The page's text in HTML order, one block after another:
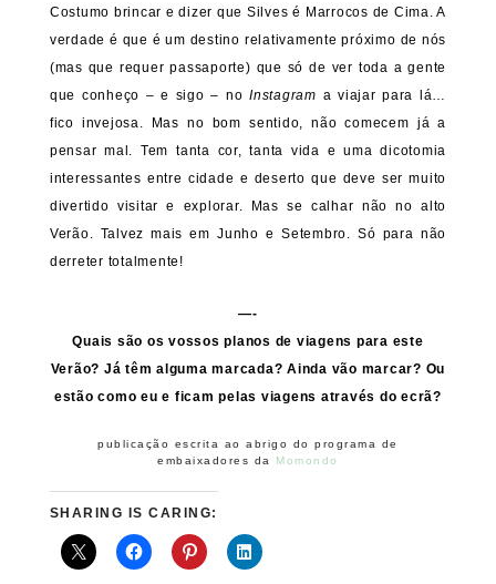
Costumo brincar e dizer que Silves é Marrocos de Cima. A
verdade é que é um destino relativamente próximo de nós
(mas que requer passaporte) que só de ver toda a gente
que conheço – e sigo – noInstagram a viajar para lá…
fico invejosa. Mas no bom sentido, não comecem já a
pensar mal. Tem tanta cor, tanta vida e uma dicotomia
interessantes entre cidade e deserto que deve ser muito
divertido visitar e explorar. Mas se calhar não no alto
Verão. Talvez mais em Junho e Setembro. Só para não
derreter totalmente!
—-
Quais são os vossos planos de viagens para este
Verão? Já têm alguma marcada? Ainda vão marcar? Ou
estão como eu e ficam pelas viagens através do ecrã?
publicação escrita ao abrigo do programa de
embaixadores da Momondo
SHARING IS CARING: